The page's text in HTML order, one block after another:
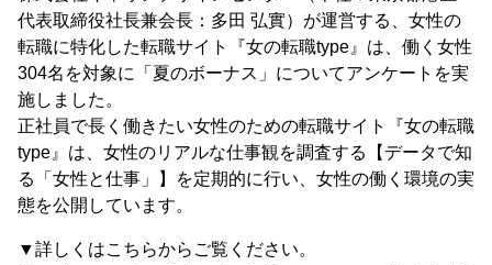
代表取締役社長兼会長：多田 弘實）が運営する、女性の
転職に特化した転職サイト『女の転職type』は、働く女性
304名を対象に「夏のボーナス」についてアンケートを実
施しました。
正社員で長く働きたい女性のための転職サイト『女の転職
type』は、女性のリアルな仕事観を調査する【データで知
る「女性と仕事」】を定期的に行い、女性の働く環境の実
態を公開しています。
▼詳しくはこちらからご覧ください。